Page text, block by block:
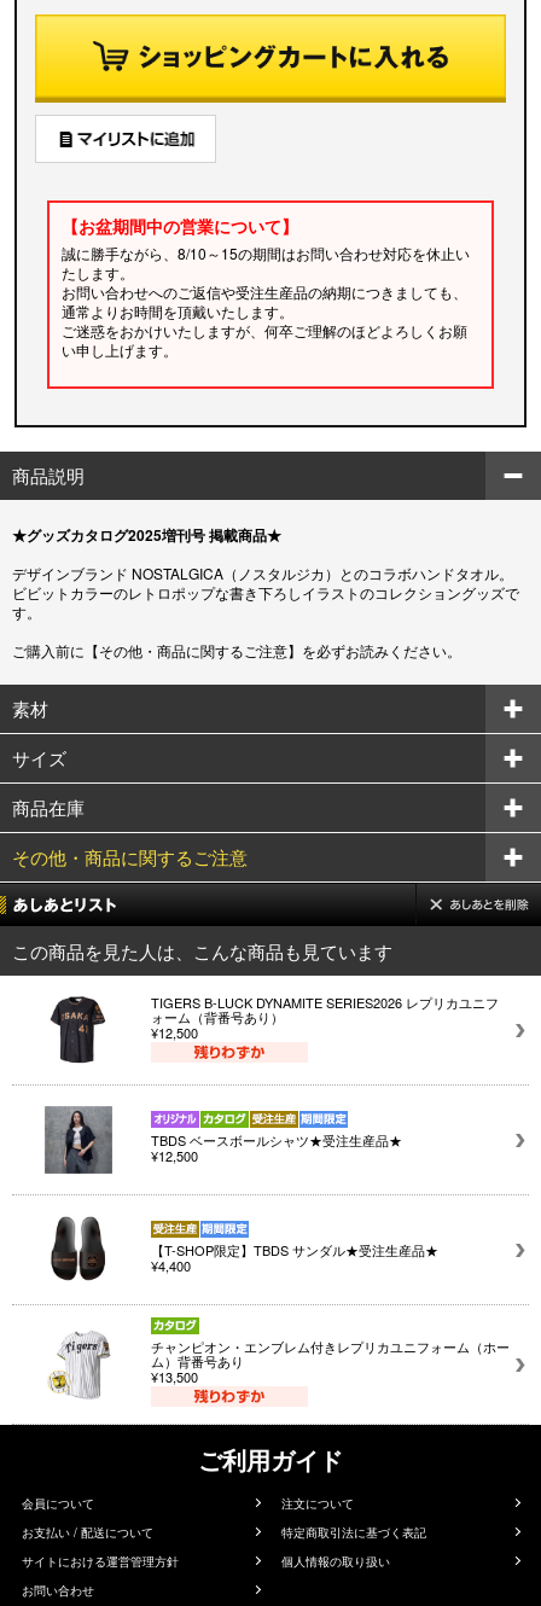
【お盆期間中の営業について】
誠に勝手ながら、8/10～15の期間はお問い合わせ対応を休止い
たします。
お問い合わせへのご返信や受注生産品の納期につきましても、
通常よりお時間を頂戴いたします。
ご迷惑をおかけいたしますが、何卒ご理解のほどよろしくお願
い申し上げます。
商品説明
★グッズカタログ2025増刊号 掲載商品★
デザインブランド NOSTALGICA（ノスタルジカ）とのコラボハンドタオル。
ビビットカラーのレトロポップな書き下ろしイラストのコレクショングッズで
す。
ご購入前に【その他・商品に関するご注意】を必ずお読みください。
素材
サイズ
商品在庫
その他・商品に関するご注意
この商品を見た人は、こんな商品も見ています
TIGERS B-LUCK DYNAMITE SERIES2026 レプリカユニフ
ォーム（背番号あり）
¥12,500
TBDS ベースボールシャツ★受注生産品★
¥12,500
【T-SHOP限定】TBDS サンダル★受注生産品★
¥4,400
チャンピオン・エンブレム付きレプリカユニフォーム（ホー
ム）背番号あり
¥13,500
ご利用ガイド
会員について
注文について
お支払い / 配送について
特定商取引法に基づく表記
サイトにおける運営管理方針
個人情報の取り扱い
お問い合わせ